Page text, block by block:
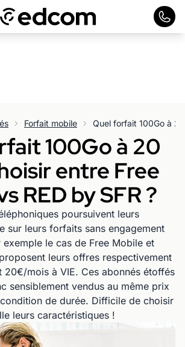
Forfait mobile
100Go à 20
entre Free
RED by SFR ?
poursuivent leurs
sur leurs forfaits sans engagement
exemple le cas de Free Mobile et
leurs offres respectivement
20€/mois à VIE. Ces abonnés étoffés
sensiblement vendus au même prix
de durée. Difficile de choisir
leurs caractéristiques !